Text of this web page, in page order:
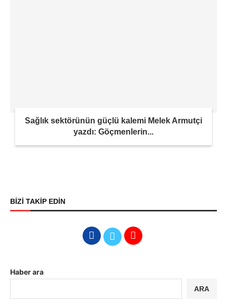
Sağlık sektörünün güçlü kalemi Melek Armutçi
yazdı: Göçmenlerin...
BİZİ TAKİP EDİN
Haber ara
ARA